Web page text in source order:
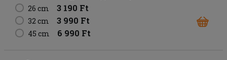
26 cm
3 190 Ft
32 cm 3 990 Ft
45 cm 6 990 Ft